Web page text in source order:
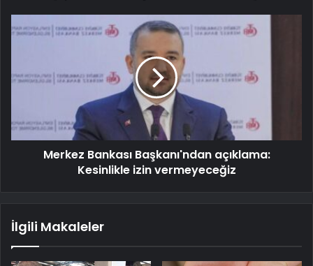
Merkez Bankası Başkanı'ndan açıklama:
Kesinlikle izin vermeyeceğiz
İlgili Makaleler